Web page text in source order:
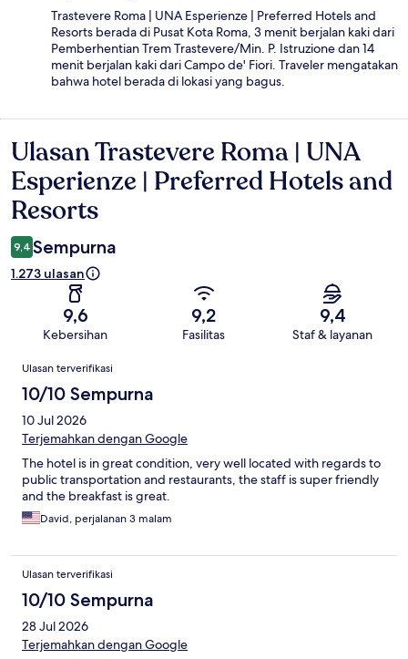
Trastevere Roma | UNA Esperienze | Preferred Hotels and
Resorts berada di Pusat Kota Roma, 3 menit berjalan kaki dari
Pemberhentian Trem Trastevere/Min. P. Istruzione dan 14
menit berjalan kaki dari Campo de' Fiori. Traveler mengatakan
bahwa hotel berada di lokasi yang bagus.
Ulasan
Ulasan Trastevere Roma | UNA
Esperienze | Preferred Hotels and
Resorts
9,4 Sempurna
1.273 ulasan
9,6
Kebersihan
9,2
Fasilitas
9,4
Staf & layanan
Ulasan
Ulasan terverifikasi
10/10 Sempurna
10 Jul 2026
Terjemahkan dengan Google
The hotel is in great condition, very well located with regards to
public transportation and restaurants, the staff is super friendly
and the breakfast is great.
David, perjalanan 3 malam
Ulasan terverifikasi
10/10 Sempurna
28 Jul 2026
Terjemahkan dengan Google